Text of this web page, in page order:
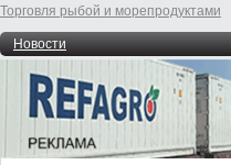
Торговля рыбой и морепродуктами
Новости